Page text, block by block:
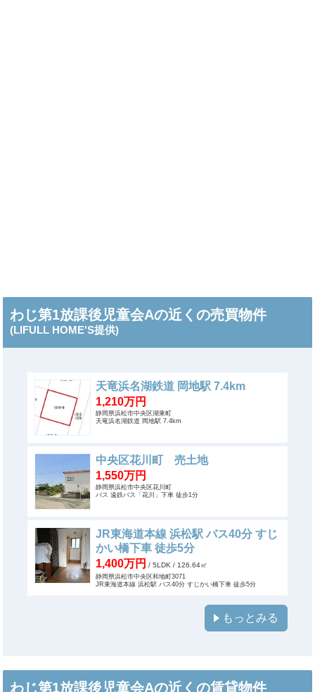
わじ第1放課後児童会Aの近くの売買物件
(LIFULL HOME'S提供)
天竜浜名湖鉄道 岡地駅 7.4km
1,210万円
静岡県浜松市中央区湖東町
天竜浜名湖鉄道 岡地駅 7.4km
中央区花川町 売土地
1,550万円
静岡県浜松市中央区花川町
バス 遠鉄バス「花川」下車 徒歩1分
JR東海道本線 浜松駅 バス40分 すじ
かい橋下車 徒歩5分
1,400万円 / 5LDK / 126.64㎡
静岡県浜松市中央区和地町3071
JR東海道本線 浜松駅 バス40分 すじかい橋下車 徒歩5分
もっとみる
わじ第1放課後児童会Aの近くの賃貸物件